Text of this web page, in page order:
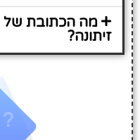
מה הכתובת של
זיתונה?